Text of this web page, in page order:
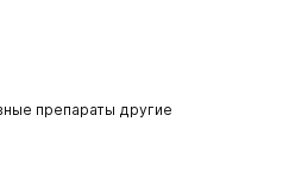
препараты другие